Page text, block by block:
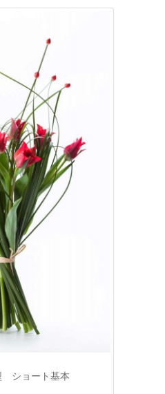
ショート基本